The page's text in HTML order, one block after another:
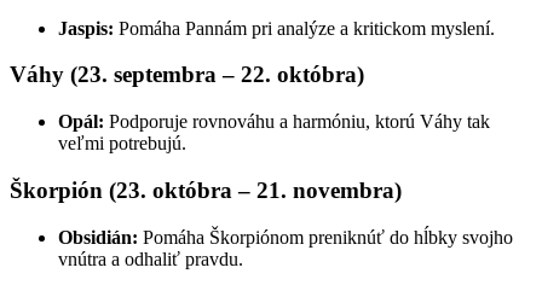
Jaspis: Pomáha Pannám pri analýze a kritickom myslení.
Váhy (23. septembra – 22. októbra)
Opál: Podporuje rovnováhu a harmóniu, ktorú Váhy tak
veľmi potrebujú.
Škorpión (23. októbra – 21. novembra)
Obsidián: Pomáha Škorpiónom preniknúť do hĺbky svojho
vnútra a odhaliť pravdu.